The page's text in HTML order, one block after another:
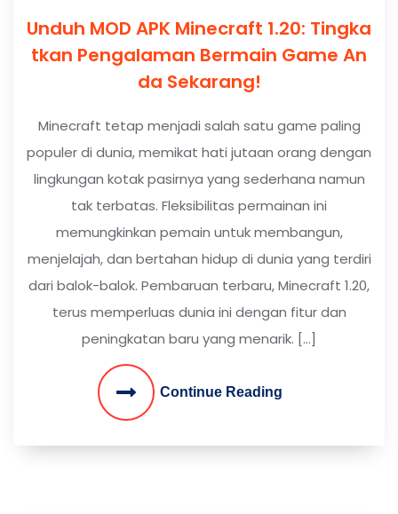
Unduh MOD APK Minecraft 1.20: Tingka
tkan Pengalaman Bermain Game An
da Sekarang!
Minecraft tetap menjadi salah satu game paling
populer di dunia, memikat hati jutaan orang dengan
lingkungan kotak pasirnya yang sederhana namun
tak terbatas. Fleksibilitas permainan ini
memungkinkan pemain untuk membangun,
menjelajah, dan bertahan hidup di dunia yang terdiri
dari balok-balok. Pembaruan terbaru, Minecraft 1.20,
terus memperluas dunia ini dengan fitur dan
peningkatan baru yang menarik. […]
Continue Reading